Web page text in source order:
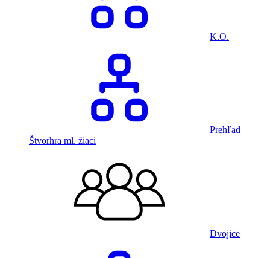
K.O.
Prehľad
Štvorhra ml. žiaci
Dvojice